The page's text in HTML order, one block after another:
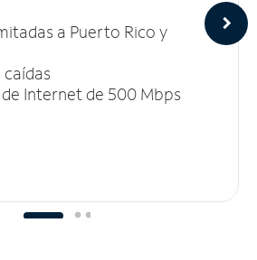
a Puerto Rico y
caídas
Internet de 500 Mbps